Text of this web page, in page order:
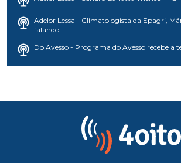
Adelor Lessa - Climatologista da Epagri,
falando...
Do Avesso - Programa do Avesso recebe a